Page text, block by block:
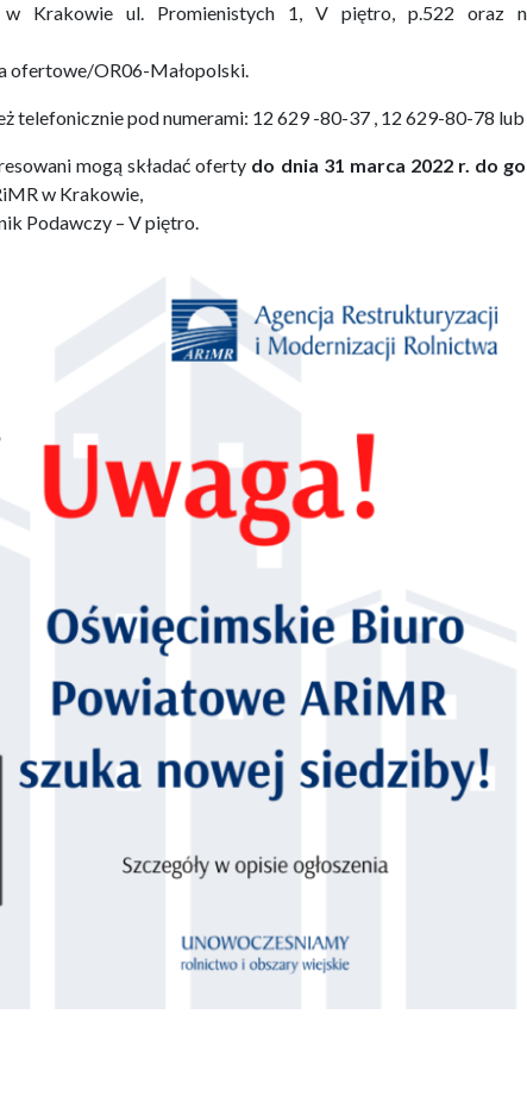
w Krakowie ul. Promienistych 1, V piętro, p.522 oraz
ofertowe/OR06-Małopolski.
telefonicznie pod numerami: 12 629 -80-37 , 12 629-80-78
mogą składać oferty do dnia 31 marca 2022 r. do
w Krakowie,
Podawczy – V piętro.